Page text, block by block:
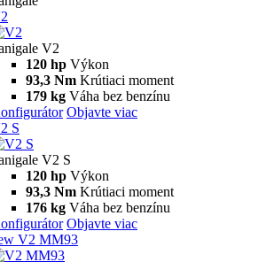
V2
120 hp Výkon
93,3 Nm Krútiaci moment
179 kg Váha bez benzínu
Objavte viac
S
V2 S
120 hp Výkon
93,3 Nm Krútiaci moment
176 kg Váha bez benzínu
Objavte viac
V2 MM93